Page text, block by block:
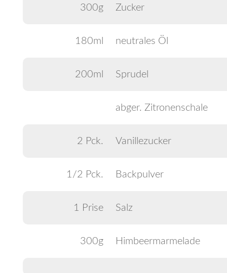
300g Zucker
180ml neutrales Öl
200ml Sprudel
abger. Zitronenschale
2 Pck. Vanillezucker
1/2 Pck. Backpulver
1 Prise Salz
300g Himbeermarmelade